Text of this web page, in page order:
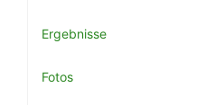
Ergebnisse
Fotos